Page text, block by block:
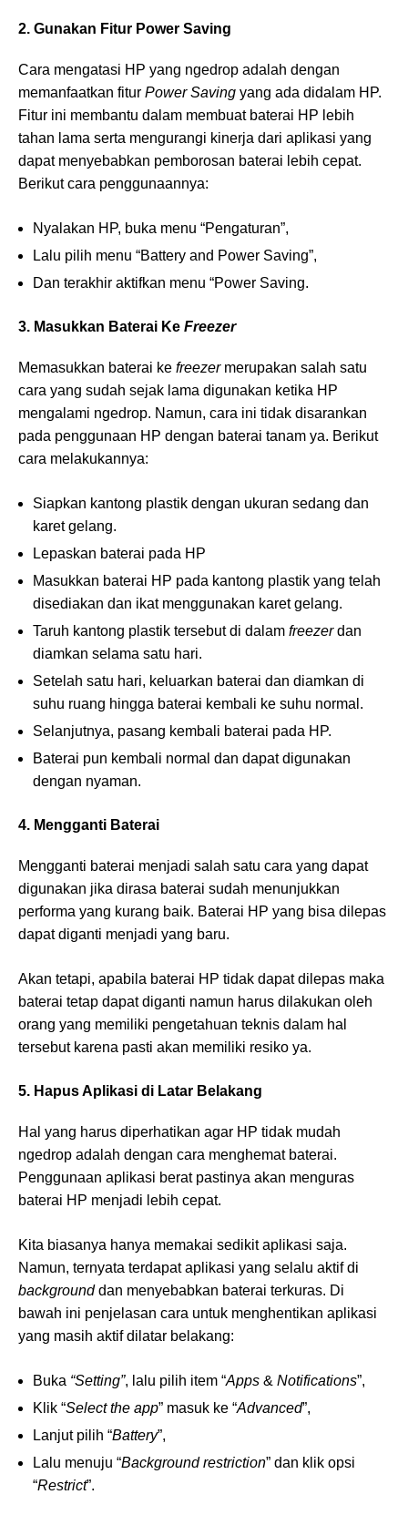
2. Gunakan Fitur Power Saving
Cara mengatasi HP yang ngedrop adalah dengan
memanfaatkan fitur Power Saving yang ada didalam HP.
Fitur ini membantu dalam membuat baterai HP lebih
tahan lama serta mengurangi kinerja dari aplikasi yang
dapat menyebabkan pemborosan baterai lebih cepat.
Berikut cara penggunaannya:
Nyalakan HP, buka menu “Pengaturan”,
Lalu pilih menu “Battery and Power Saving”,
Dan terakhir aktifkan menu “Power Saving.
3. Masukkan Baterai Ke Freezer
Memasukkan baterai ke freezermerupakan salah satu
cara yang sudah sejak lama digunakan ketika HP
mengalami ngedrop. Namun, cara ini tidak disarankan
pada penggunaan HP dengan baterai tanam ya. Berikut
cara melakukannya:
Siapkan kantong plastik dengan ukuran sedang dan
karet gelang.
Lepaskan baterai pada HP
Masukkan baterai HP pada kantong plastik yang telah
disediakan dan ikat menggunakan karet gelang.
Taruh kantong plastik tersebut di dalam freezerdan
diamkan selama satu hari.
Setelah satu hari, keluarkan baterai dan diamkan di
suhu ruang hingga baterai kembali ke suhu normal.
Selanjutnya, pasang kembali baterai pada HP.
Baterai pun kembali normal dan dapat digunakan
dengan nyaman.
4. Mengganti Baterai
Mengganti baterai menjadi salah satu cara yang dapat
digunakan jika dirasa baterai sudah menunjukkan
performa yang kurang baik. Baterai HP yang bisa dilepas
dapat diganti menjadi yang baru.
Akan tetapi, apabila baterai HP tidak dapat dilepas maka
baterai tetap dapat diganti namun harus dilakukan oleh
orang yang memiliki pengetahuan teknis dalam hal
tersebut karena pasti akan memiliki resiko ya.
5. Hapus Aplikasi di Latar Belakang
Hal yang harus diperhatikan agar HP tidak mudah
ngedrop adalah dengan cara menghemat baterai.
Penggunaan aplikasi berat pastinya akan menguras
baterai HP menjadi lebih cepat.
Kita biasanya hanya memakai sedikit aplikasi saja.
Namun, ternyata terdapat aplikasi yang selalu aktif di
background dan menyebabkan baterai terkuras. Di
bawah ini penjelasan cara untuk menghentikan aplikasi
yang masih aktif dilatar belakang:
Buka “Setting”, lalu pilih item “Apps & Notifications”,
Klik “Select the app” masuk ke “Advanced”,
Lanjut pilih “Battery”,
Lalu menuju “Background restriction” dan klik opsi
“Restrict”.